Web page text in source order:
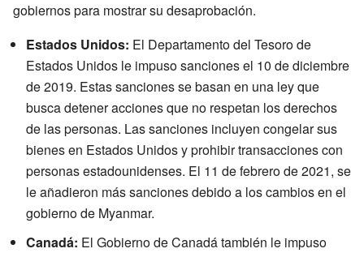
gobiernos para mostrar su desaprobación.
Estados Unidos: El Departamento del Tesoro de
Estados Unidos le impuso sanciones el 10 de diciembre
de 2019. Estas sanciones se basan en una ley que
busca detener acciones que no respetan los derechos
de las personas. Las sanciones incluyen congelar sus
bienes en Estados Unidos y prohibir transacciones con
personas estadounidenses. El 11 de febrero de 2021, se
le añadieron más sanciones debido a los cambios en el
gobierno de Myanmar.
Canadá: El Gobierno de Canadá también le impuso